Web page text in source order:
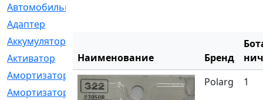
Автомобильный
Адаптер
Аккумулятор
Активатор
[1]
Амортизатор
[608]
Амортизаторы
[21]
Наименование Бренд
Polarg 1